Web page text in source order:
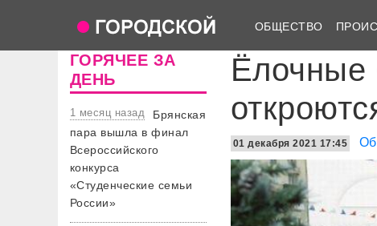
ОБЩЕСТВО
ГОРЯЧЕЕ ЗА
ДЕНЬ
1 месяц назад
Брянская
пара вышла в финал
Всероссийского
конкурса
«Студенческие семьи
России»
Ёлочные
01 декабря 2021 17:45